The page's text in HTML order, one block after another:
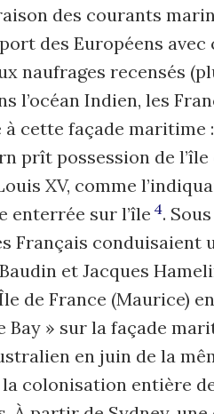
des courants
des Européens
naufrages recensés
l’océan Indien, les
à cette façade maritime
prît possession de l’île
XV, comme
enterrée sur l’île 4.
Français conduisaient
et Jacques
de France (Maurice)
Bay » sur la façade
en juin de la
colonisation entière